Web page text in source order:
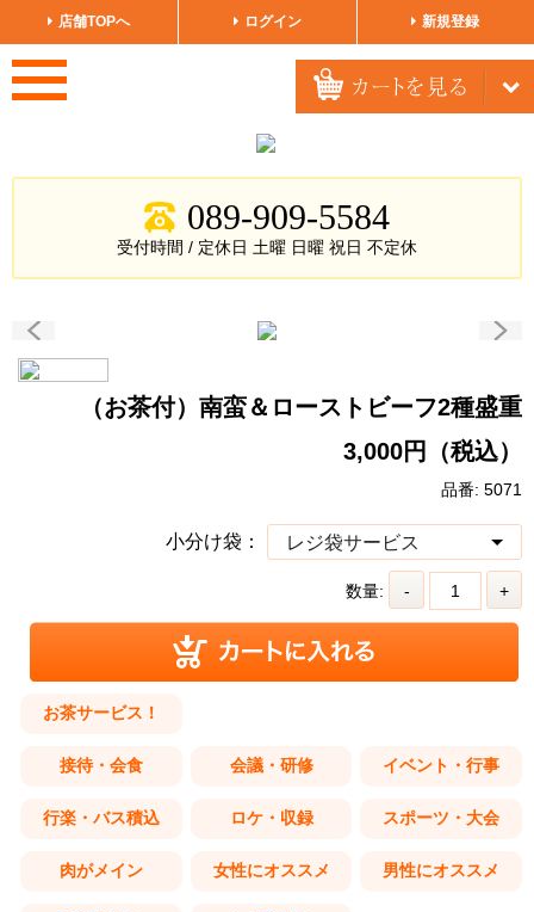
店舗TOPへ ログイン 新規登録
089-909-5584
受付時間 / 定休日 土曜 日曜 祝日 不定休
（お茶付）南蛮＆ローストビーフ2種盛重
3,000円（税込）
品番: 5071
小分け袋：
数量: - +
お茶サービス！
接待・会食 会議・研修 イベント・行事
行楽・バス積込 ロケ・収録 スポーツ・大会
肉がメイン 女性にオススメ 男性にオススメ